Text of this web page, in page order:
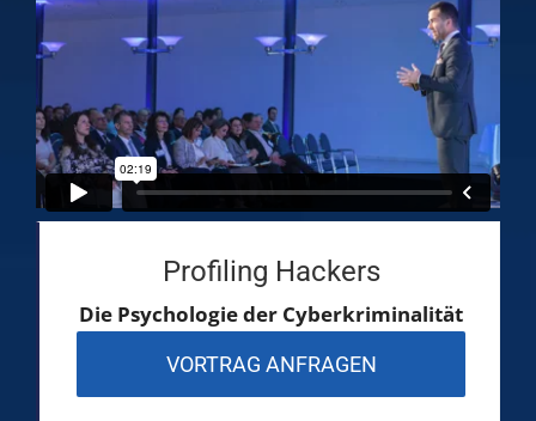
Profiling Hackers
Die Psychologie der Cyberkriminalität
VORTRAG ANFRAGEN